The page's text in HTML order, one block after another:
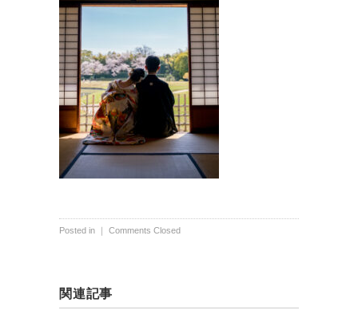
Posted in ｜ Comments Closed
関連記事